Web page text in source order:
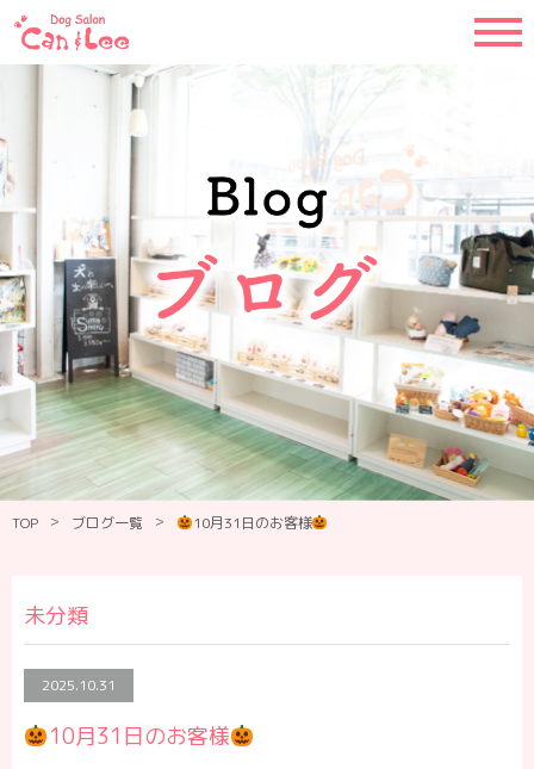
TOP > ブログ一覧 > 10月31日のお客様
未分類
2025.10.31
10月31日のお客様